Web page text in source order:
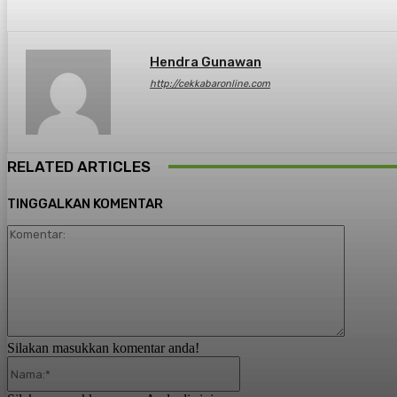
Hendra Gunawan
http://cekkabaronline.com
RELATED ARTICLES
TINGGALKAN KOMENTAR
Silakan masukkan komentar anda!